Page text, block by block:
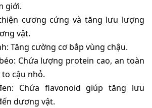
giới.
cương cứng và tăng lưu lượng
vật.
Tăng cường cơ bắp vùng chậu.
Chứa lượng protein cao, an toàn
cậu nhỏ.
Chứa flavonoid giúp tăng lưu
dương vật.